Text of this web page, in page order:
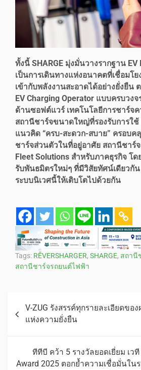
ทั้งนี้ SHARGE มุ่งมั่นวางรากฐาน EV
เป็นการเดินทางแห่งอนาคตที่เชื่อมโ
เข้ากับพลังงานสะอาดได้อย่างยั่งยืน
EV Charging Operator แบบครบวง
ด้านซอฟต์แวร์ เทคโนโลยีการชาร์จค
สถานีชาร์จขนาดใหญ่ที่รองรับการใช้
แนวคิด “ครบ-สะดวก-สบาย” ครอบ
ชาร์จส่วนตัวในที่อยู่อาศัย สถานีชาร์
Fleet Solutions สำหรับภาคธุรกิจ โ
รับพันธมิตรใหม่ๆ ที่มีวิสัยทัศน์เดียวกั
ระบบนิเวศนี้ให้เติบโตไปด้วยกัน
Tags: RÊVERSHARGER, SHARGE, สถานี
สถานีชาร์จรถยนต์ไฟฟ้า
V-ZUG รังสรรค์ทุกรายละเอียดข
แห่งความยั่งยืน
ทีทีบี คว้า 5 รางวัลยอดเยี่ยม เว
Award 2025 ตอกย้ำความเชื่อมั่นใน